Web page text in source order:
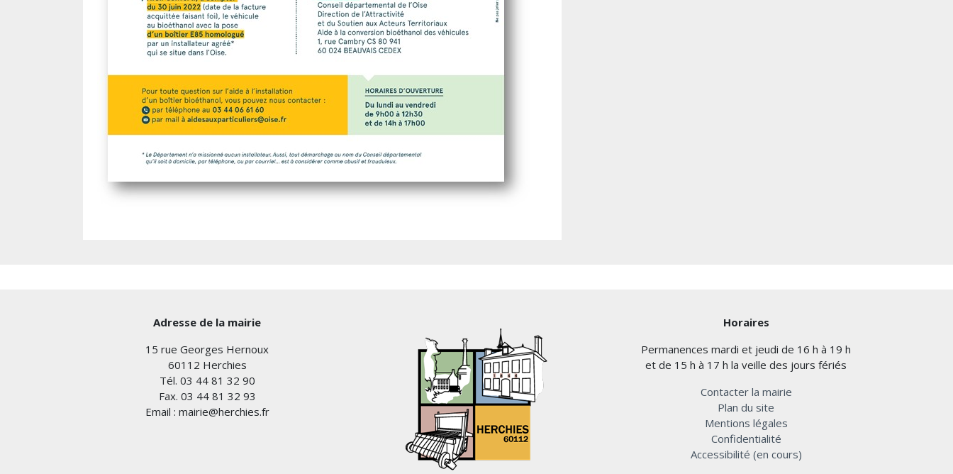
Adresse de la mairie
15 rue Georges Hernoux
60112 Herchies
Tél. 03 44 81 32 90
Fax. 03 44 81 32 93
Email : mairie@herchies.fr
Horaires
Permanences mardi et jeudi de 16 h à 19 h
et de 15 h à 17 h la veille des jours fériés
Contacter la mairie
Plan du site
Mentions légales
Confidentialité
Accessibilité (en cours)